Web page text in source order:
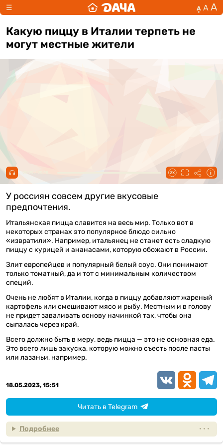
☰ А А А
Какую пиццу в Италии терпеть не
могут местные жители
У россиян совсем другие вкусовые
предпочтения.
Итальянская пицца славится на весь мир. Только вот в
некоторых странах это популярное блюдо сильно
«извратили». Например, итальянец не станет есть сладкую
пиццу с курицей и ананасами, которую обожают в России.
Злит европейцев и популярный белый соус. Они понимают
только томатный, да и тот с минимальным количеством
специй.
Очень не любят в Италии, когда в пиццу добавляют жареный
картофель или смешивают мясо и рыбу. Местным и в голову
не придет заваливать основу начинкой так, чтобы она
сыпалась через край.
Всего должно быть в меру, ведь пицца — это не основная еда.
Это всего лишь закуска, которую можно съесть после пасты
или лазаньи, например.
18.05.2023, 15:51
VK
Читать в Telegram
Подробнее